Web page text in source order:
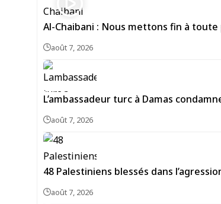
Al-Chaibani : Nous mettons fin à
août 7, 2026
L’ambassadeur turc à Damas
août 7, 2026
48 Palestiniens blessés dans
août 7, 2026